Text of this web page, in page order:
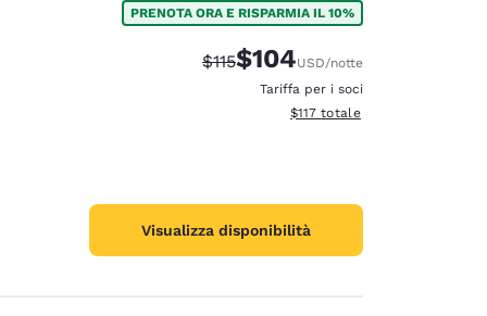
PRENOTA ORA E RISPARMIA IL 10%
Tariffa di barratura:
$115Tariffa scontata:
$104USD/notte
Tariffa per i soci
Visualizza i dettagli totali
$117 totale
Visualizza disponibilità